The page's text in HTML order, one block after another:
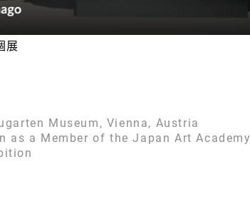
展
Museum, Vienna, Austria
as a Member of the Japan Art Academy